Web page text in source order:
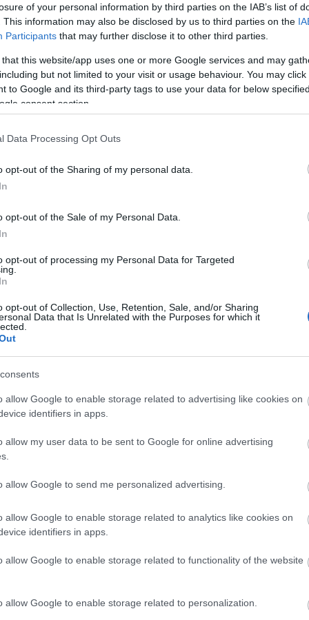
of your personal information by third parties on the IAB’s list of
This information may also be disclosed by us to third parties on the
Participants that may further disclose it to other third parties.
that this website/app uses one or more Google services and may
but not limited to your visit or usage behaviour. You may
to Google and its third-party tags to use your data for below
consent section.
Data Processing Opt Outs
opt-out of the Sharing of my personal data.
opt-out of the Sale of my Personal Data.
opt-out of processing my Personal Data for Targeted
opt-out of Collection, Use, Retention, Sale, and/or Sharing
Data that Is Unrelated with the Purposes for which it
allow Google to enable storage related to advertising like cookies on
identifiers in apps.
allow my user data to be sent to Google for online advertising
allow Google to send me personalized advertising.
allow Google to enable storage related to analytics like cookies on
identifiers in apps.
allow Google to enable storage related to functionality of the website
allow Google to enable storage related to personalization.
particulier, fabriqué à partir de pommes fermentées
et le sucre. Il se déroule en deux phases : d'abord, les
en acide acétique. Cet acide donne au vinaigre de cidre
est souvent filtré et pasteurisé. Pourtant, le vinaigre de
comprend des protéines, des enzymes et des bactéries
pour la santé. Nombreux sont ceux qui préfèrent le
intactes.
les suppléments de vinaigre
à base de vinaigre de cidre, appelés ACV, se présentent
consiste à concentrer l'acide acétique et
une formule concentrée qui répond aux besoins
peu réglementée par la FDA, présente des
Il est essentiel pour les consommateurs de choisir des
partagent généralement des informations sur
sécurité et l'efficacité de leurs compléments de
composé d'acide acétique, qui représente environ
particulière. Il joue un rôle essentiel dans la
attribués au vinaigre de cidre proviennent des
ses effets sur la santé, notamment :
dans le sang
antimicrobiennes
des études cliniques supplémentaires sont
et ses bienfaits pour la santé. Comprendre
effets globaux du vinaigre de cidre sur le bien-être.